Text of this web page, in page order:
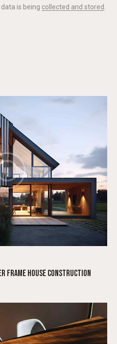
is being collected and stored.
FRAME HOUSE CONSTRUCTION